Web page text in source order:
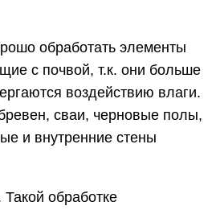
обработать элементы
с почвой, т.к. они больше
воздействию влаги.
сваи, черновые полы,
и внутренние стены
обработке